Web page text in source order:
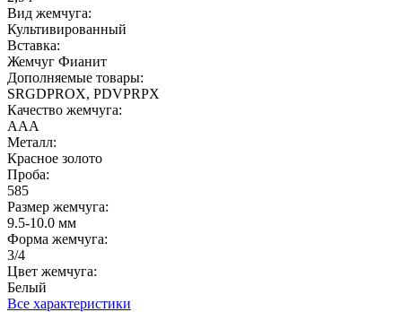
Вид жемчуга:
Культивированный
Вставка:
Жемчуг Фианит
Дополняемые товары:
SRGDPROX, PDVPRPX
Качество жемчуга:
ААА
Металл:
Красное золото
Проба:
585
Размер жемчуга:
9.5-10.0 мм
Форма жемчуга:
3/4
Цвет жемчуга:
Белый
Все характеристики